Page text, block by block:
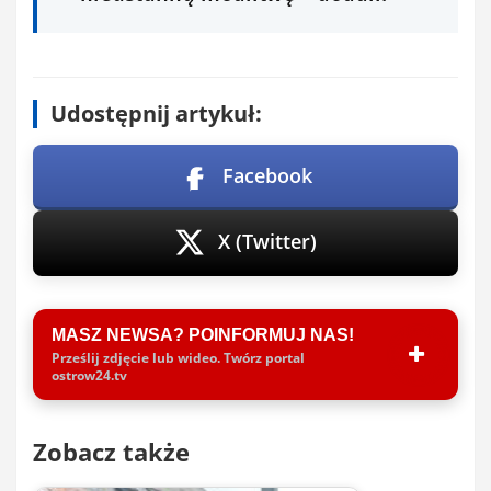
Udostępnij artykuł:
Facebook
X (Twitter)
MASZ NEWSA? POINFORMUJ NAS!
Prześlij zdjęcie lub wideo. Twórz portal
ostrow24.tv
Zobacz także